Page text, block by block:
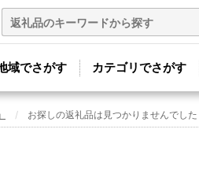
域でさがす カテゴリでさがす
お探しの返礼品は見つかりませんでした